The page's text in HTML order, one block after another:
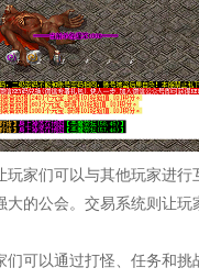
家们可以与其他玩家进
的公会。交易系统则让
可以通过打怪、任务和